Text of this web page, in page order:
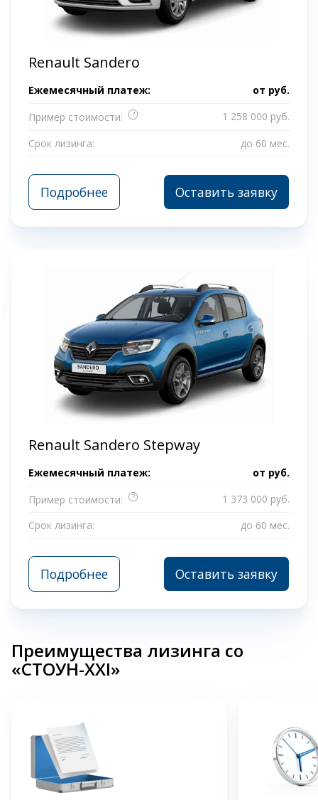
Renault Sandero
Ежемесячный платеж: от руб.
Пример стоимости:
?
1 258 000 руб.
Срок лизинга:
до 60 мес.
Подробнее Оставить заявку
Renault Sandero Stepway
Ежемесячный платеж: от руб.
Пример стоимости:
?
1 373 000 руб.
Срок лизинга:
до 60 мес.
Подробнее Оставить заявку
Преимущества лизинга со
«СТОУН-XXI»